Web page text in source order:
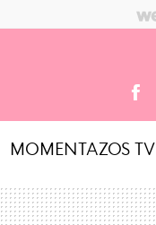
MOMENTAZOS TV